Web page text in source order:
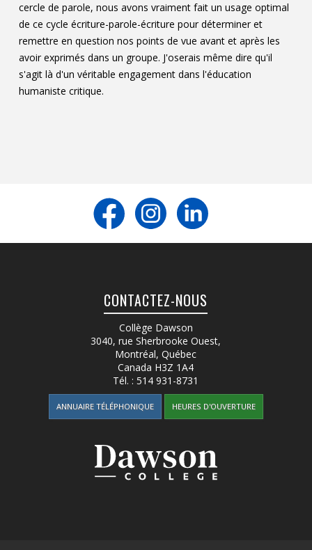
cercle de parole, nous avons vraiment fait un usage optimal
de ce cycle écriture-parole-écriture pour déterminer et
remettre en question nos points de vue avant et après les
avoir exprimés dans un groupe. J'oserais même dire qu'il
s'agit là d'un véritable engagement dans l'éducation
humaniste critique.
CONTACTEZ-NOUS
Collège Dawson
3040, rue Sherbrooke Ouest,
Montréal, Québec
Canada H3Z 1A4
Tél. :514 931-8731
ANNUAIRE TÉLÉPHONIQUE HEURES D'OUVERTURE